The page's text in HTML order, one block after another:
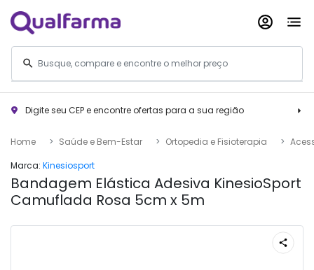
Digite seu CEP e encontre ofertas para a sua região
Home Saúde e Bem-Estar Ortopedia e Fisioterapia
Marca: Kinesiosport
Bandagem Elástica Adesiva KinesioSport
Camuflada Rosa 5cm x 5m